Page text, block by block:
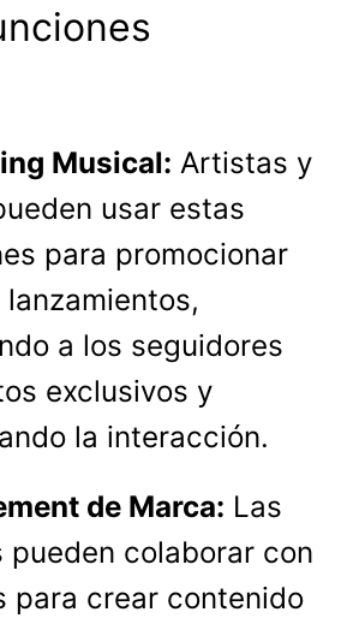
Musical: Artistas y
usar estas
para promocionar
lanzamientos,
a los seguidores
exclusivos y
la interacción.
de Marca: Las
pueden colaborar con
para crear contenido